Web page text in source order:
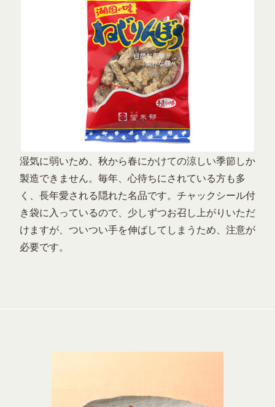
湿気に弱いため、秋から春にかけての涼しい季節しか
製造できません。毎年、心待ちにされている方も多
く、長年愛される隠れた名品です。チャックシール付
き袋に入っているので、少しずつお召し上がりいただ
けますが、ついつい手を伸ばしてしまうため、注意が
必要です。